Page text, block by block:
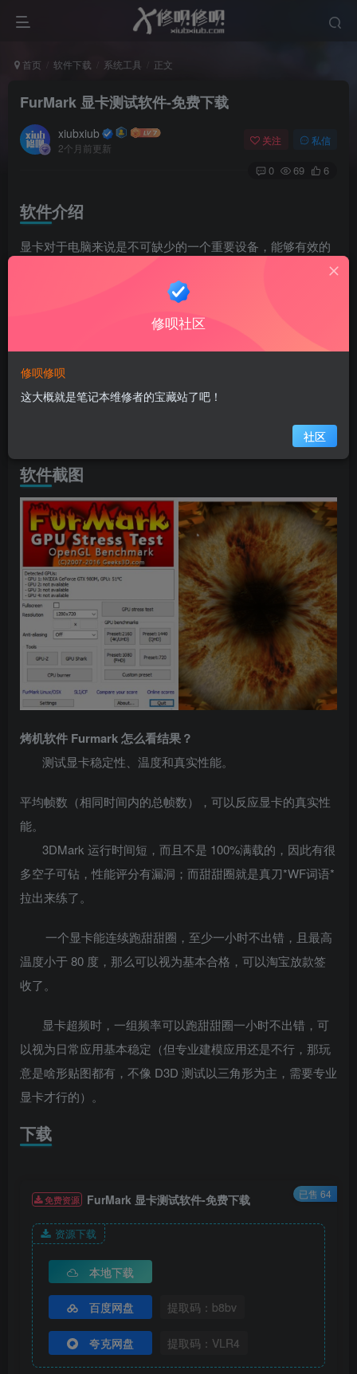
首页 软件下载 系统工具 正文
FurMark 显卡测试软件-免费下载
xiubxiub
2个月前更新
关注 私信
0 69 6
软件介绍
显卡对于电脑来说是不可缺少的一个重要设备，能够有效的
furmark便是一款专业的显卡测试工具，主要通过皮毛渲染算
法来测试显卡的性能，还可以进行日常烤机，用于测试硬件
而且软件还提供了多种测试选项，例如全屏/窗口显示模
式、预设常见分辨率、基于时间或帧的测试形式、多种多重
软件截图
烤机软件 Furmark 怎么看结果？
测试显卡稳定性、温度和真实性能。
平均帧数（相同时间内的总帧数），可以反应显卡的真实性
能。
3DMark 运行时间短，而且不是 100%满载的，因此有很
多空子可钻，性能评分有漏洞；而甜甜圈就是真刀*WF词语*
拉出来练了。
一个显卡能连续跑甜甜圈，至少一小时不出错，且最高
温度小于 80 度，那么可以视为基本合格，可以淘宝放款签
收了。
显卡超频时，一组频率可以跑甜甜圈一小时不出错，可
以视为日常应用基本稳定（但专业建模应用还是不行，那玩
意是啥形贴图都有，不像 D3D 测试以三角形为主，需要专业
显卡才行的）。
下载
已售 64
免费资源 FurMark 显卡测试软件-免费下载
资源下载
本地下载
百度网盘 提取码：b8bv
夸克网盘 提取码：VLR4
修呗社区
修呗修呗
这大概就是笔记本维修者的宝藏站了吧！
社区